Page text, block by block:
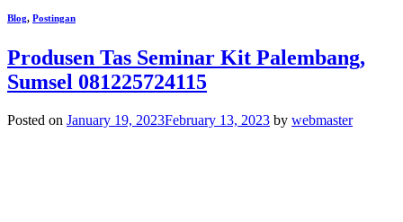
Blog, Postingan
Produsen Tas Seminar Kit Palembang,
Sumsel 081225724115
Posted on January 19, 2023February 13, 2023 by webmaster